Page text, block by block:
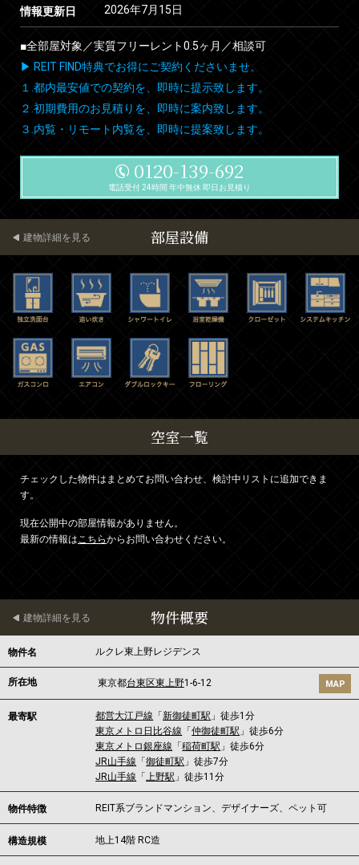
情報更新日 2026年7月15日
■全部屋対象／実質フリーレント0.5ヶ月／相談可
▶ REIT FIND特典でお得にご契約くださいませ。
１.都内最安値での契約を、即時に提示致します。
２.初期費用のお見積りを、即時に案内致します。
３.内覧・リモート内覧を、即時に提案致します。
0120-139-692
電話受付 24時間 年中無休 即日お見積り
部屋設備
建物詳細を見る
空室一覧
チェックした物件はまとめてお問い合わせ、検討中リストに追加できま
す。
現在公開中の部屋情報がありません。
最新の情報はこちらからお問い合わせください。
物件概要
建物詳細を見る
物件名 ルクレ東上野レジデンス
所在地 東京都台東区東上野1-6-12 MAP
最寄駅 都営大江戸線 「新御徒町駅 」徒歩1分
東京メトロ日比谷線 「仲御徒町駅 」徒歩6分
東京メトロ銀座線 「稲荷町駅 」徒歩6分
JR山手線 「御徒町駅 」徒歩7分
JR山手線 「上野駅 」徒歩11分
物件特徴 REIT系ブランドマンション、デザイナーズ、ペット可
構造規模 地上14階 RC造